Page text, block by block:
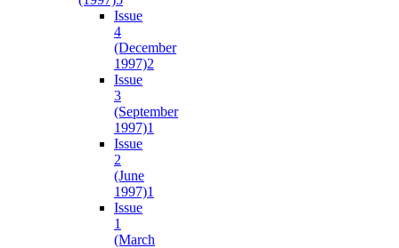
Issue
4
(December
1997)2
Issue
3
(September
1997)1
Issue
2
(June
1997)1
Issue
1
(March